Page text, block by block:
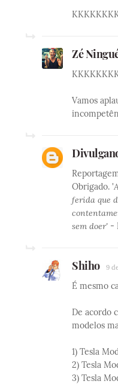
Zé
Vamos
Obrigado. '
ferida que
sem doer' -
Shiho 9
É mesmo
De acordo
modelos
1) Tesla
2) Tesla
3) Tesla